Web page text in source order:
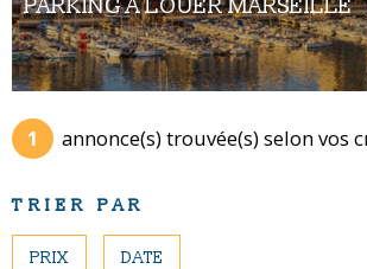
PARKING À LOUER MARSEILLE
1 annonce(s) trouvée(s) selon vos
TRIER PAR
PRIX DATE
TYPE
DE
BIEN
TYPE DE
VILLE